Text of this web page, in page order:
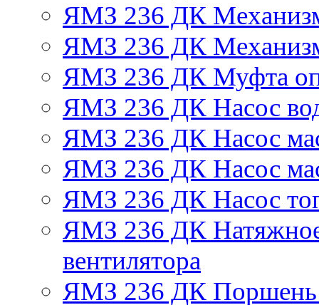
ЯМЗ 236 ДК
ЯМЗ 236 ДК
ЯМЗ 236 ДК Муфта
ЯМЗ 236 ДК Насос
ЯМЗ 236 ДК Насос
ЯМЗ 236 ДК Насос
ЯМЗ 236 ДК Насос
ЯМЗ 236 ДК Натяжное
вентилятора
ЯМЗ 236 ДК Поршень